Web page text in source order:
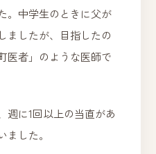
。中学生のときに父が
ましたが、目指したの
医者」のような医師で
週に1回以上の当直があ
した。